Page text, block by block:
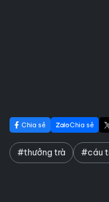
Chia sẻ Chia sẻ
#thưởng trà #cáu